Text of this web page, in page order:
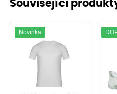
Související
Novinka